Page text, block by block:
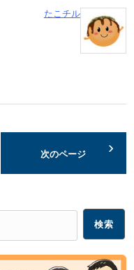
たこチル
次のページ